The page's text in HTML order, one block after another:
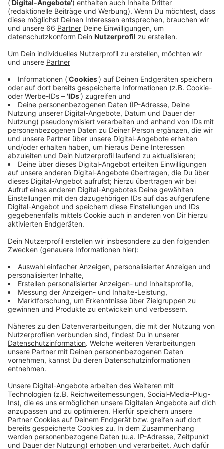
Veröffentlicht:Mittwoch, 22.03.2023 06:58
Anzeige
Ein Großteil (60 bis 80 Prozent) des Wassers wird hier
aus dem sogenannten Uferfiltrat entlang des Rheins
gewonnen. In unserem sind aus diesem Grund viele
gelöste Mineralien, deswegen ist der Härtegrad
unseres Wassers "hart". Der Härtegrad spielt zum
Beispiel bei der Dosierung des Waschmittels oder bei
der Haarpflege eine Rolle.
Anzeige
Weitere Infos und Links zum Thema
Anzeige
Weltwassertag
Die Stadt über die Trinkwasserversorgung
Nachhaltigkeit am Tag des Wassers
Die Stadtwerke über die Trinkwasserqualität in der
In Gerresheim wird ein neuer Wasserspeicher
gebaut
Anzeige